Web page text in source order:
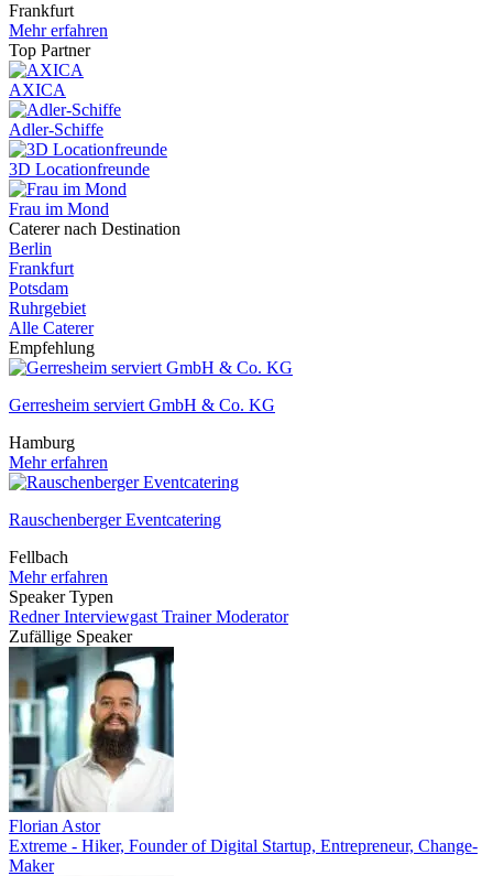
Frankfurt
Mehr erfahren
Top Partner
AXICA
Adler-Schiffe
3D Locationfreunde
Frau im Mond
Caterer nach Destination
Berlin
Frankfurt
Potsdam
Ruhrgebiet
Alle Caterer
Empfehlung
Gerresheim serviert GmbH & Co. KG
Hamburg
Mehr erfahren
Rauschenberger Eventcatering
Fellbach
Mehr erfahren
Speaker Typen
RednerInterviewgast TrainerModerator
Zufällige Speaker
Florian Astor
Extreme - Hiker, Founder of Digital Startup, Entrepreneur, Change-
Maker